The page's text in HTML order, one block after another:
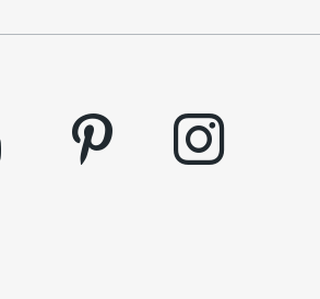
pinterest instagram